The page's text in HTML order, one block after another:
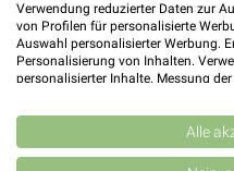
Verwendung reduzierter Daten zur
von Profilen für personalisierte
Auswahl personalisierter Werbung.
Personalisierung von Inhalten.
personalisierter Inhalte. Messung
Kombinationen von Daten aus
Verbesserung der Angebote.
von Inhalten.
Daten können außerhalb der
Alle